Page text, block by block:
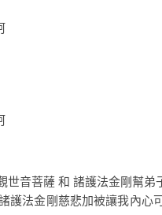
音菩薩 和 諸護法金剛幫
護法金剛慈悲加被讓我內